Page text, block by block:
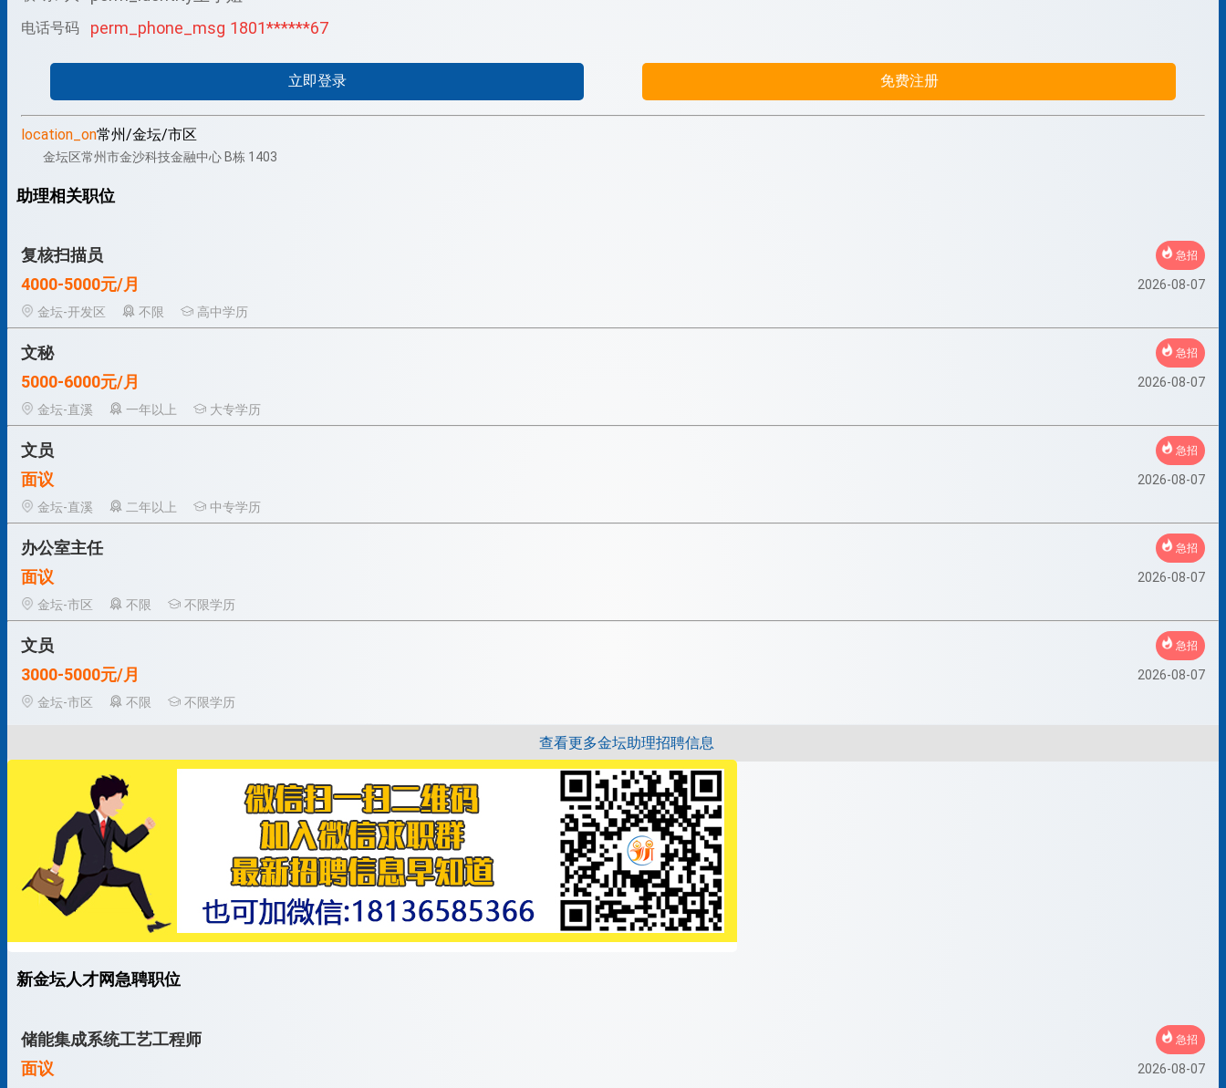
电话号码 perm_phone_msg 1801******67
立即登录 免费注册
location_on常州/金坛/市区
金坛区常州市金沙科技金融中心 B栋 1403
助理相关职位
复核扫描员 急招
4000-5000元/月
2026-08-07
金坛-开发区
不限 高中学历
文秘 急招
5000-6000元/月
2026-08-07
金坛-直溪
一年以上 大专学历
文员 急招
面议
2026-08-07
金坛-直溪
二年以上 中专学历
办公室主任 急招
面议
2026-08-07
金坛-市区
不限 不限学历
文员 急招
3000-5000元/月
2026-08-07
金坛-市区
不限 不限学历
查看更多金坛助理招聘信息
新金坛人才网急聘职位
储能集成系统工艺工程师 急招
面议
2026-08-07